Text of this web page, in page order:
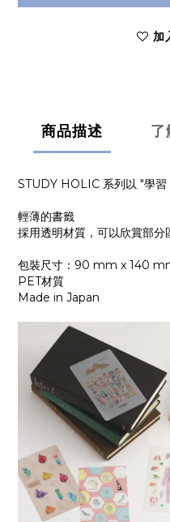
加
商品描述 了
STUDY HOLIC 系列以 "學習
輕薄的書籤
採用透明材質，可以欣賞部分
包裝尺寸：90 mm x 140
PET材質
Made in Japan